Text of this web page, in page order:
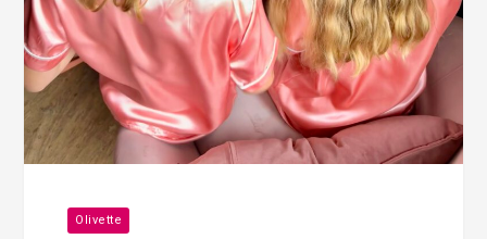
Olivette